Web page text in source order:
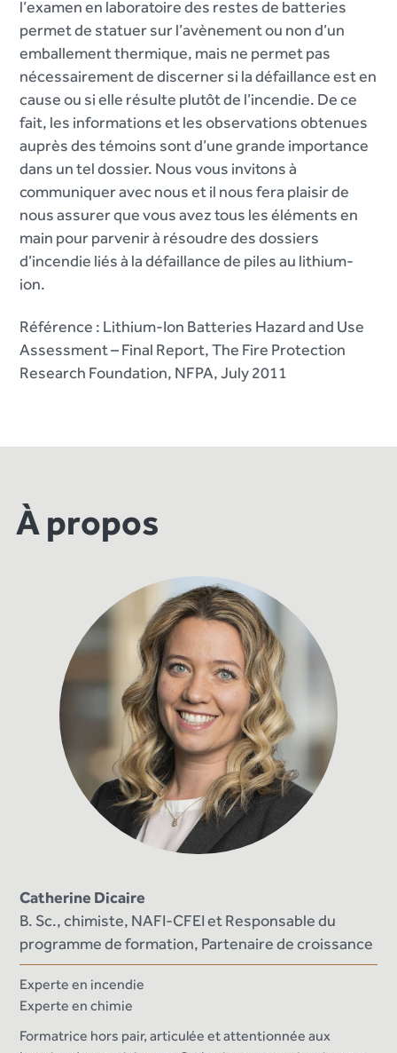
l’examen en laboratoire des restes de batteries
permet de statuer sur l’avènement ou non d’un
emballement thermique, mais ne permet pas
nécessairement de discerner si la défaillance est en
cause ou si elle résulte plutôt de l’incendie. De ce
fait, les informations et les observations obtenues
auprès des témoins sont d’une grande importance
dans un tel dossier. Nous vous invitons à
communiquer avec nous et il nous fera plaisir de
nous assurer que vous avez tous les éléments en
main pour parvenir à résoudre des dossiers
d’incendie liés à la défaillance de piles au lithium-
ion.
Référence : Lithium-Ion Batteries Hazard and Use
Assessment – Final Report, The Fire Protection
Research Foundation, NFPA, July 2011
À propos
Catherine Dicaire
B. Sc., chimiste, NAFI-CFEI et Responsable du
programme de formation, Partenaire de croissance
Experte en incendie
Experte en chimie
Formatrice hors pair, articulée et attentionnée aux